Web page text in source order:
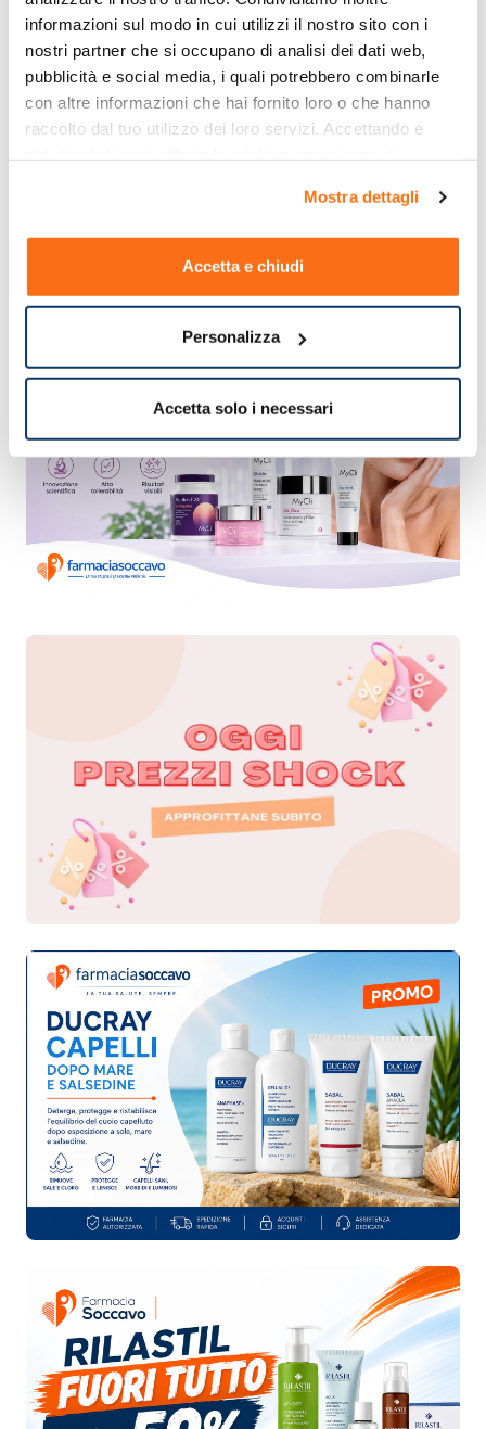
informazioni sul modo in cui utilizzi il nostro sito con i
nostri partner che si occupano di analisi dei dati web,
pubblicità e social media, i quali potrebbero combinarle
con altre informazioni che hai fornito loro o che hanno
raccolto dal tuo utilizzo dei loro servizi. Accettando e
Mostra dettagli
Accetta e chiudi
Personalizza
Accetta solo i necessari